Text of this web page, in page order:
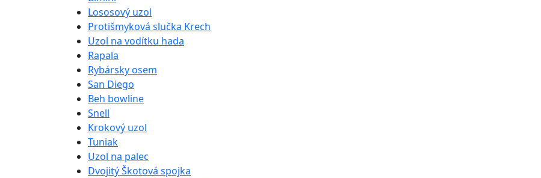
Lososový uzol
Protišmyková slučka Krech
Uzol na vodítku hada
Rapala
Rybársky osem
San Diego
Beh bowline
Snell
Krokový uzol
Tuniak
Uzol na palec
Dvojitý Škotová spojka